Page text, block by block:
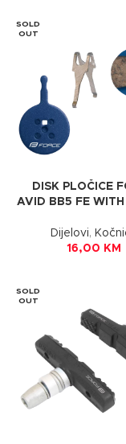
SOLD
OUT
DISK PLOČICE
AVID BB5 FE WITH
Dijelovi,
16,00 KM
SOLD
OUT